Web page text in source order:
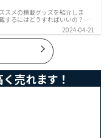
スメの積載グッズを紹介しま
するにはどうすればいいの？と
通勤や日帰りツーリング、キャ
別にオススメの積載方法を解説
アイテムも紹介するので、バイ
は参考にしてください。
2024-04-21
売れます！